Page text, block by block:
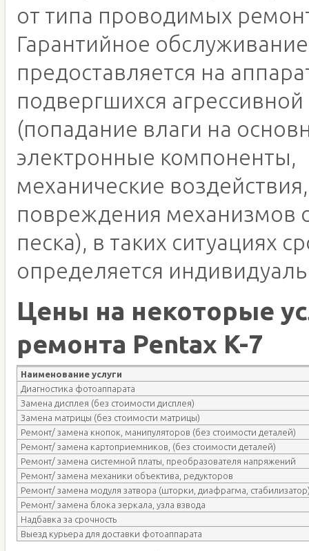
от типа проводимых
Гарантийное обслуживание
предоставляется на
подвергшихся
(попадание влаги на
электронные компоненты,
механические воздействия,
повреждения механизмов
песка), в таких ситуациях
определяется
Цены на некоторые
ремонта Pentax K-7
Наименование услуги
Диагностика фотоаппарата
Замена дисплея (без стоимости дисплея)
Замена матрицы (без стоимости матрицы)
Ремонт/ замена кнопок, манипуляторов (без стоимости деталей)
Ремонт/ замена картоприемников, (без стоимости деталей)
Ремонт/ замена системной платы, преобразователя напряжений
Ремонт/ замена механики объектива, редукторов
Ремонт/ замена модуля затвора (шторки, диафрагма,
Ремонт/ замена блока зеркала, узла взвода
Надбавка за срочность
Выезд курьера для доставки фотоаппарата